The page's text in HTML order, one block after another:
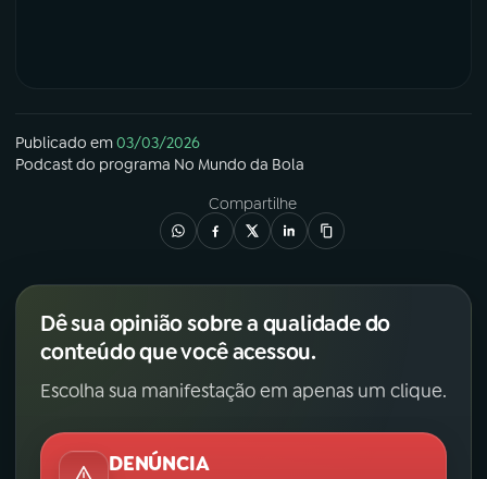
Publicado em03/03/2026
Podcastdo programa No Mundo da Bola
Compartilhe
Dê sua opinião sobre a qualidade do
conteúdo que você acessou.
Escolha sua manifestação em apenas um clique.
DENÚNCIA